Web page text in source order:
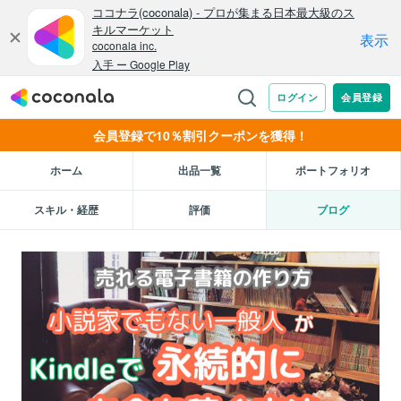
会員登録で10％割引クーポンを獲得！
ホーム 出品一覧 ポートフォリオ
スキル・経歴 評価 ブログ